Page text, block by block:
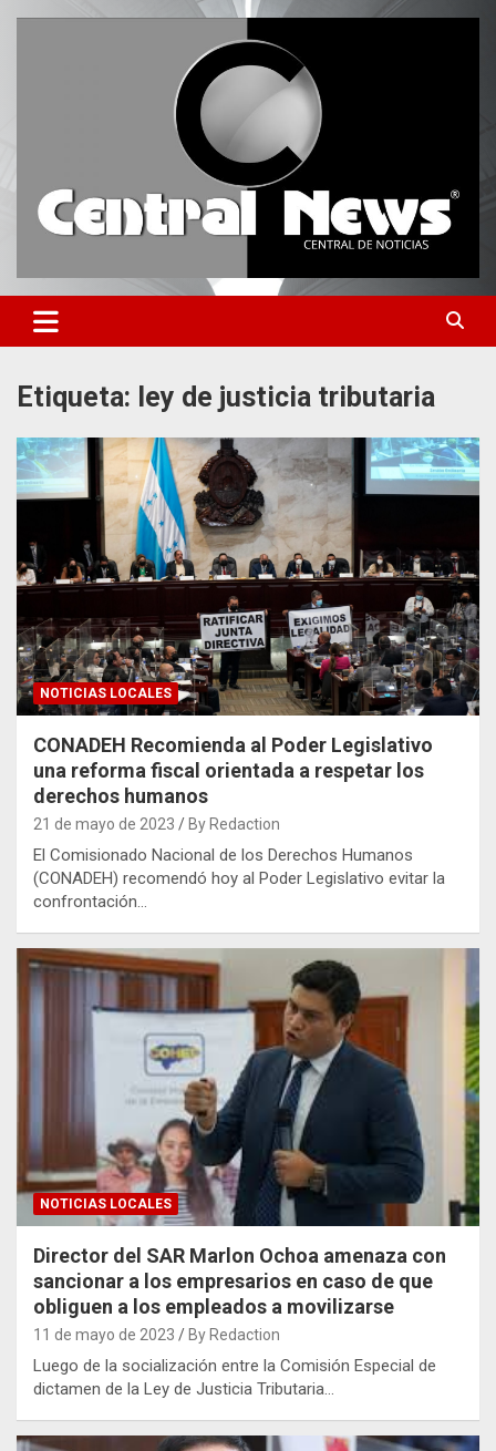
Central News HN
Etiqueta: ley de justicia tributaria
NOTICIAS LOCALES
CONADEH Recomienda al Poder Legislativo
una reforma fiscal orientada a respetar los
derechos humanos
21 de mayo de 2023 By Redaction
El Comisionado Nacional de los Derechos Humanos
(CONADEH) recomendó hoy al Poder Legislativo evitar la
confrontación…
NOTICIAS LOCALES
Director del SAR Marlon Ochoa amenaza con
sancionar a los empresarios en caso de que
obliguen a los empleados a movilizarse
11 de mayo de 2023 By Redaction
Luego de la socialización entre la Comisión Especial de
dictamen de la Ley de Justicia Tributaria…